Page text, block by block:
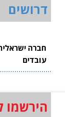
דרושים
חברה
עובדים
הירשמו